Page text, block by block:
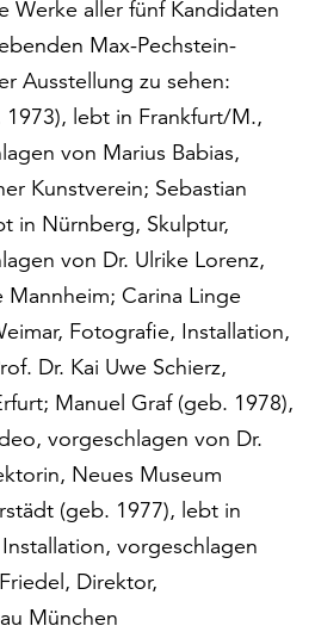
Werke aller fünf Kandidaten
Max-Pechstein-
Ausstellung zu sehen:
lebt in Frankfurt/M.,
von Marius Babias,
Kunstverein; Sebastian
in Nürnberg, Skulptur,
von Dr. Ulrike Lorenz,
Carina Linge
Fotografie, Installation,
Dr. Kai Uwe Schierz,
Manuel Graf (geb. 1978),
vorgeschlagen von Dr.
Neues Museum
(geb. 1977), lebt in
vorgeschlagen
Direktor,
München